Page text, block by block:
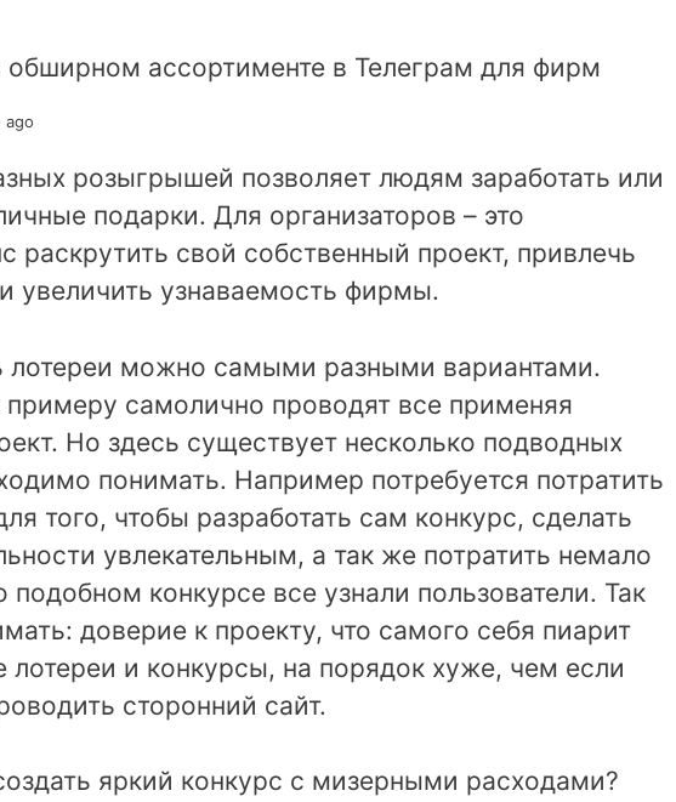
ассортименте в Телеграм для фирм
ago
розыгрышей позволяет людям заработать или
подарки. Для организаторов – это
раскрутить свой собственный проект, привлечь
увеличить узнаваемость фирмы.
лотереи можно самыми разными вариантами.
примеру самолично проводят все применяя
Но здесь существует несколько подводных
понимать. Например потребуется потратить
того, чтобы разработать сам конкурс, сделать
увлекательным, а так же потратить немало
подобном конкурсе все узнали пользователи. Так
доверие к проекту, что самого себя пиарит
лотереи и конкурсы, на порядок хуже, чем если
сторонний сайт.
яркий конкурс с мизерными расходами?